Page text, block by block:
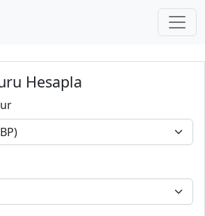
Hesapla